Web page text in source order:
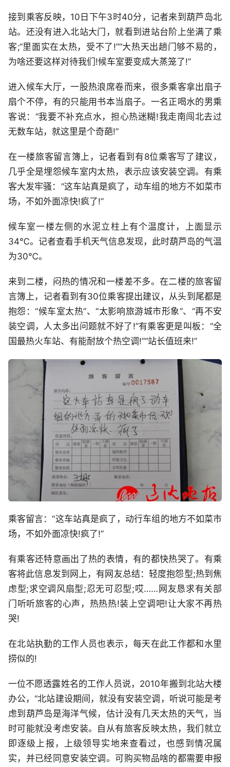
接到乘客反映，10日下午3时40分，记者来到葫芦岛北
站。还没有进入北站大门，就看到进站台阶上坐满了乘
客;“里面实在太热，受不了!”“大热天出趟门够不易的，
为啥还要这样对待我们!候车室要变成大蒸笼了!”
进入候车大厅，一股热浪席卷而来，很多乘客拿出扇子
扇个不停，有的只能用书本当扇子。一名正喝水的男乘
客说：“我要不补充点水，担心热迷糊!我走南闯北去过
无数车站，就这里是个奇葩!”
在一楼旅客留言簿上，记者看到有8位乘客写了建议，
几乎全是埋怨候车室内太热，表示应该安装空调。有乘
客大发牢骚：“这车站真是疯了，动车组的地方不如菜市
场，不如外面凉快!疯了!”
候车室一楼左侧的水泥立柱上有个温度计，上面显示
34℃。记者查看手机天气信息发现，此时葫芦岛的气温
为30℃。
来到二楼，闷热的情况和一楼差不多。在二楼的旅客留
言簿上，记者看到有30位乘客提出建议，从头到尾都是
抱怨：“候车室太热”、“太影响旅游城市形象”、“再不安
装空调，人太多出问题就不好了!”有乘客更是叫板：“全
国最热火车站、有能耐放个热空调!”“站长值班来!”
乘客留言：“这车站真是疯了，动行车组的地方不如菜市
场，不如外面凉快!疯了!”
有乘客还特意画出了热的表情，有的都快热哭了。有乘
客将此信息发到网上，有网友总结：轻度抱怨型;热到焦
虑型;求空调风扇型;忍无可忍型;哎……网友恳求有关部
门听听旅客的心声，热热热!装上空调吧!让大家不再热
哭!
在北站执勤的工作人员也表示，每天在此工作都和水里
捞似的!
一位不愿透露姓名的工作人员说，2010年搬到北站大楼
办公，“北站建设期间，就没有安装空调，听说可能是考
虑到葫芦岛是海洋气候，估计没有几天太热的天气，当
时可能就没考虑安装。自从有旅客反映太热，我们就立
即逐级上报，上级领导实地来查看过，也感到情况属
实，并已经同意安装空调。可购买物品啥的都需要申报